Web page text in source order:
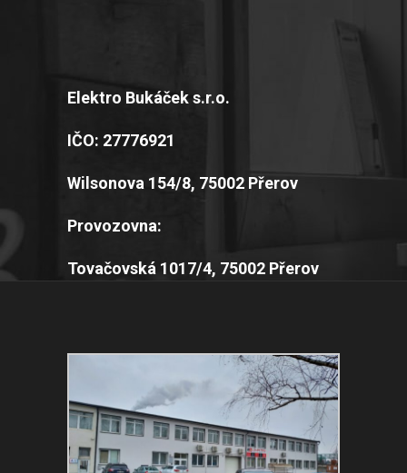
Elektro Bukáček s.r.o.
IČO: 27776921
Wilsonova 154/8, 75002 Přerov
Provozovna:
Tovačovská 1017/4, 75002 Přerov